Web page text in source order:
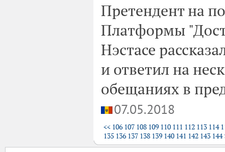
Претендент на
Платформы
Нэстасе
и ответил на
обещаниях в
07.05.2018
<< 106 107 108 109 110 111 112 113 114
135 136 137 138 139 140 141 142 143 144